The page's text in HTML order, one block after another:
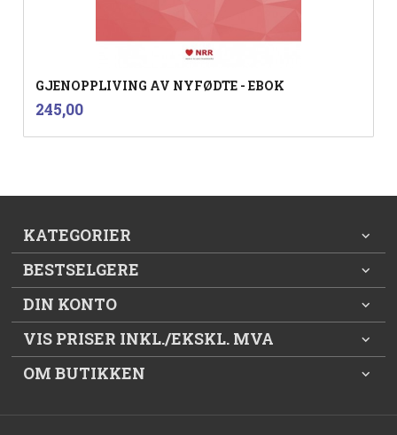
GJENOPPLIVING AV NYFØDTE - EBOK
Pris
245,00
KATEGORIER
BESTSELGERE
DIN KONTO
VIS PRISER INKL./EKSKL. MVA
OM BUTIKKEN